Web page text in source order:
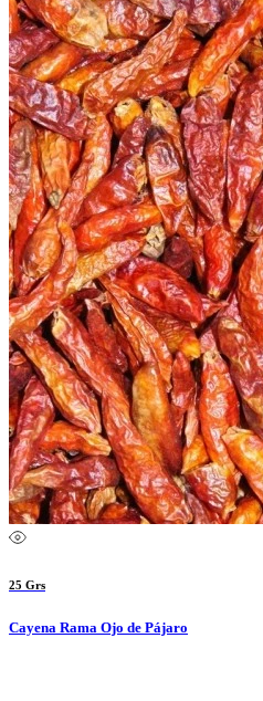
25 Grs
Cayena Rama Ojo de Pájaro